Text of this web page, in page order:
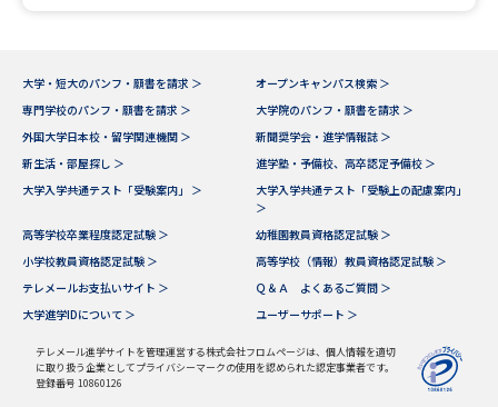
先輩が入学を決めた理由 テレメール全国一斉進学調査
学問検索
大学で学びたい学問発見
大学・短大のパンフ・願書を請求 ＞
オープンキャンパス検索 ＞
専門学校のパンフ・願書を請求 ＞
大学院のパンフ・願書を請求 ＞
外国大学日本校・留学関連機関 ＞
新聞奨学会・進学情報誌 ＞
新生活・部屋探し ＞
進学塾・予備校、高卒認定予備校 ＞
大学入学共通テスト「受験案内」 ＞
大学入学共通テスト「受験上の配慮案内」
＞
高等学校卒業程度認定試験 ＞
幼稚園教員資格認定試験 ＞
小学校教員資格認定試験 ＞
高等学校（情報）教員資格認定試験 ＞
テレメールお支払いサイト ＞
Ｑ＆Ａ よくあるご質問 ＞
大学進学IDについて ＞
ユーザーサポート ＞
テレメール進学サイトを管理運営する株式会社フロムページは、個人情報を適切
に取り扱う企業としてプライバシーマークの使用を認められた認定事業者です。
登録番号 10860126